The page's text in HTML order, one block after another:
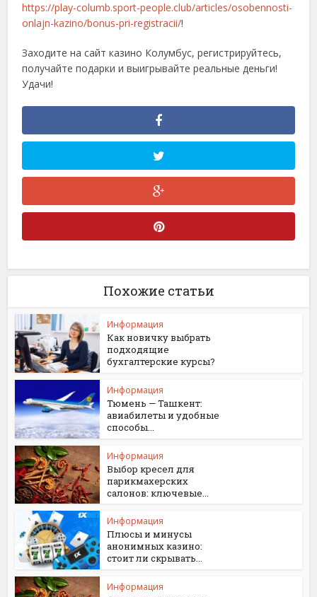
https://play-columb.sport-people.club/articles/osobennosti-
onlajn-kazino/bonus-pri-registracii/!
Заходите на сайт казино Колумбус, регистрируйтесь,
получайте подарки и выигрывайте реальные деньги!
Удачи!
Похожие статьи
Информация
Как новичку выбрать
подходящие
бухгалтерские курсы?
Информация
Тюмень — Ташкент:
авиабилеты и удобные
способы...
Информация
Выбор кресел для
парикмахерских
салонов: ключевые...
Информация
Плюсы и минусы
анонимных казино:
стоит ли скрывать...
Информация